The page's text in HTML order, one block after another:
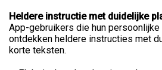
Heldere instructie met duidelijke
App-gebruikers die hun
ontdekken heldere instructies met
korte teksten.